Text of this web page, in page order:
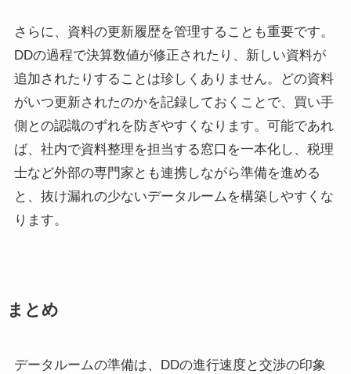
さらに、資料の更新履歴を管理することも重要です。
DDの過程で決算数値が修正されたり、新しい資料が
追加されたりすることは珍しくありません。どの資料
がいつ更新されたのかを記録しておくことで、買い手
側との認識のずれを防ぎやすくなります。可能であれ
ば、社内で資料整理を担当する窓口を一本化し、税理
士など外部の専門家とも連携しながら準備を進める
と、抜け漏れの少ないデータルームを構築しやすくな
ります。
まとめ
データルームの準備は、DDの進行速度と交渉の印象